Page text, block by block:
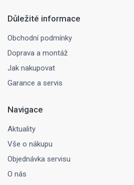
Důležité informace
Obchodní podmínky
Doprava a montáž
Jak nakupovat
Garance a servis
Navigace
Aktuality
Vše o nákupu
Objednávka servisu
O nás